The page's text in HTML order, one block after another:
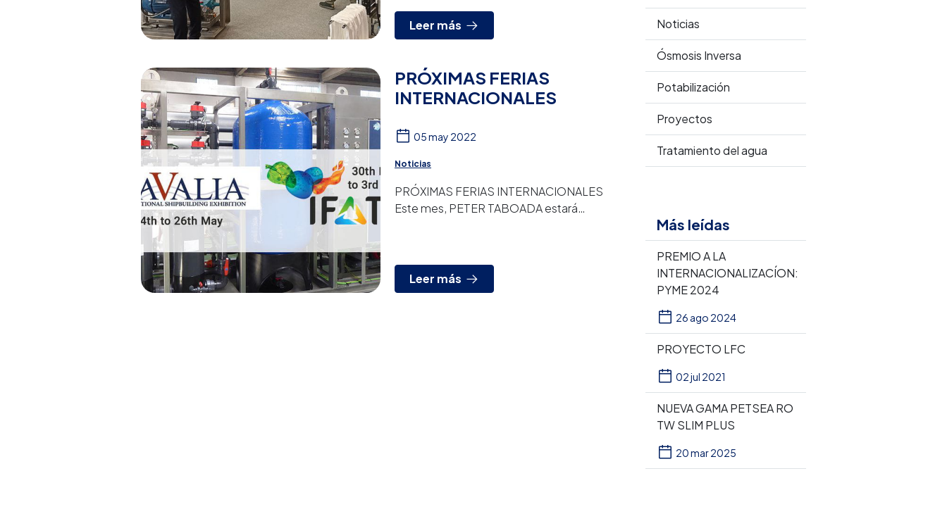
Noticias
Ósmosis Inversa
Potabilización
Proyectos
Tratamiento del agua
Más leídas
PREMIO A LA
INTERNACIONALIZACÍON:
PYME 2024
26 ago 2024
PROYECTO LFC
02 jul 2021
NUEVA GAMA PETSEA RO
TW SLIM PLUS
20 mar 2025
Leer más
PRÓXIMAS FERIAS
INTERNACIONALES
05 may 2022
Noticias
PRÓXIMAS FERIAS INTERNACIONALES
Este mes, PETER TABOADA estará
Leer más